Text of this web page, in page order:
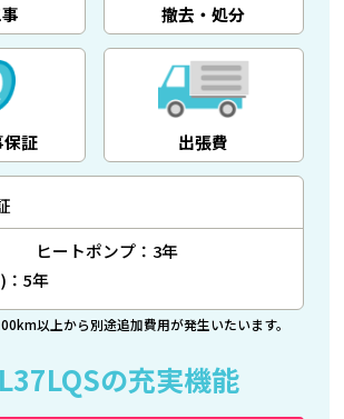
撤去・処分
証 出張費
ヒートポンプ：3年
：5年
以上から別途追加費用が発生いたいます。
の充実機能